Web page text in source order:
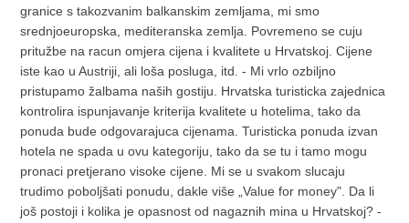
granice s takozvanim balkanskim zemljama, mi smo
srednjoeuropska, mediteranska zemlja. Povremeno se cuju
pritužbe na racun omjera cijena i kvalitete u Hrvatskoj. Cijene
iste kao u Austriji, ali loša posluga, itd. - Mi vrlo ozbiljno
pristupamo žalbama naših gostiju. Hrvatska turisticka zajednica
kontrolira ispunjavanje kriterija kvalitete u hotelima, tako da
ponuda bude odgovarajuca cijenama. Turisticka ponuda izvan
hotela ne spada u ovu kategoriju, tako da se tu i tamo mogu
pronaci pretjerano visoke cijene. Mi se u svakom slucaju
trudimo poboljšati ponudu, dakle više „Value for money". Da li
još postoji i kolika je opasnost od nagaznih mina u Hrvatskoj? -